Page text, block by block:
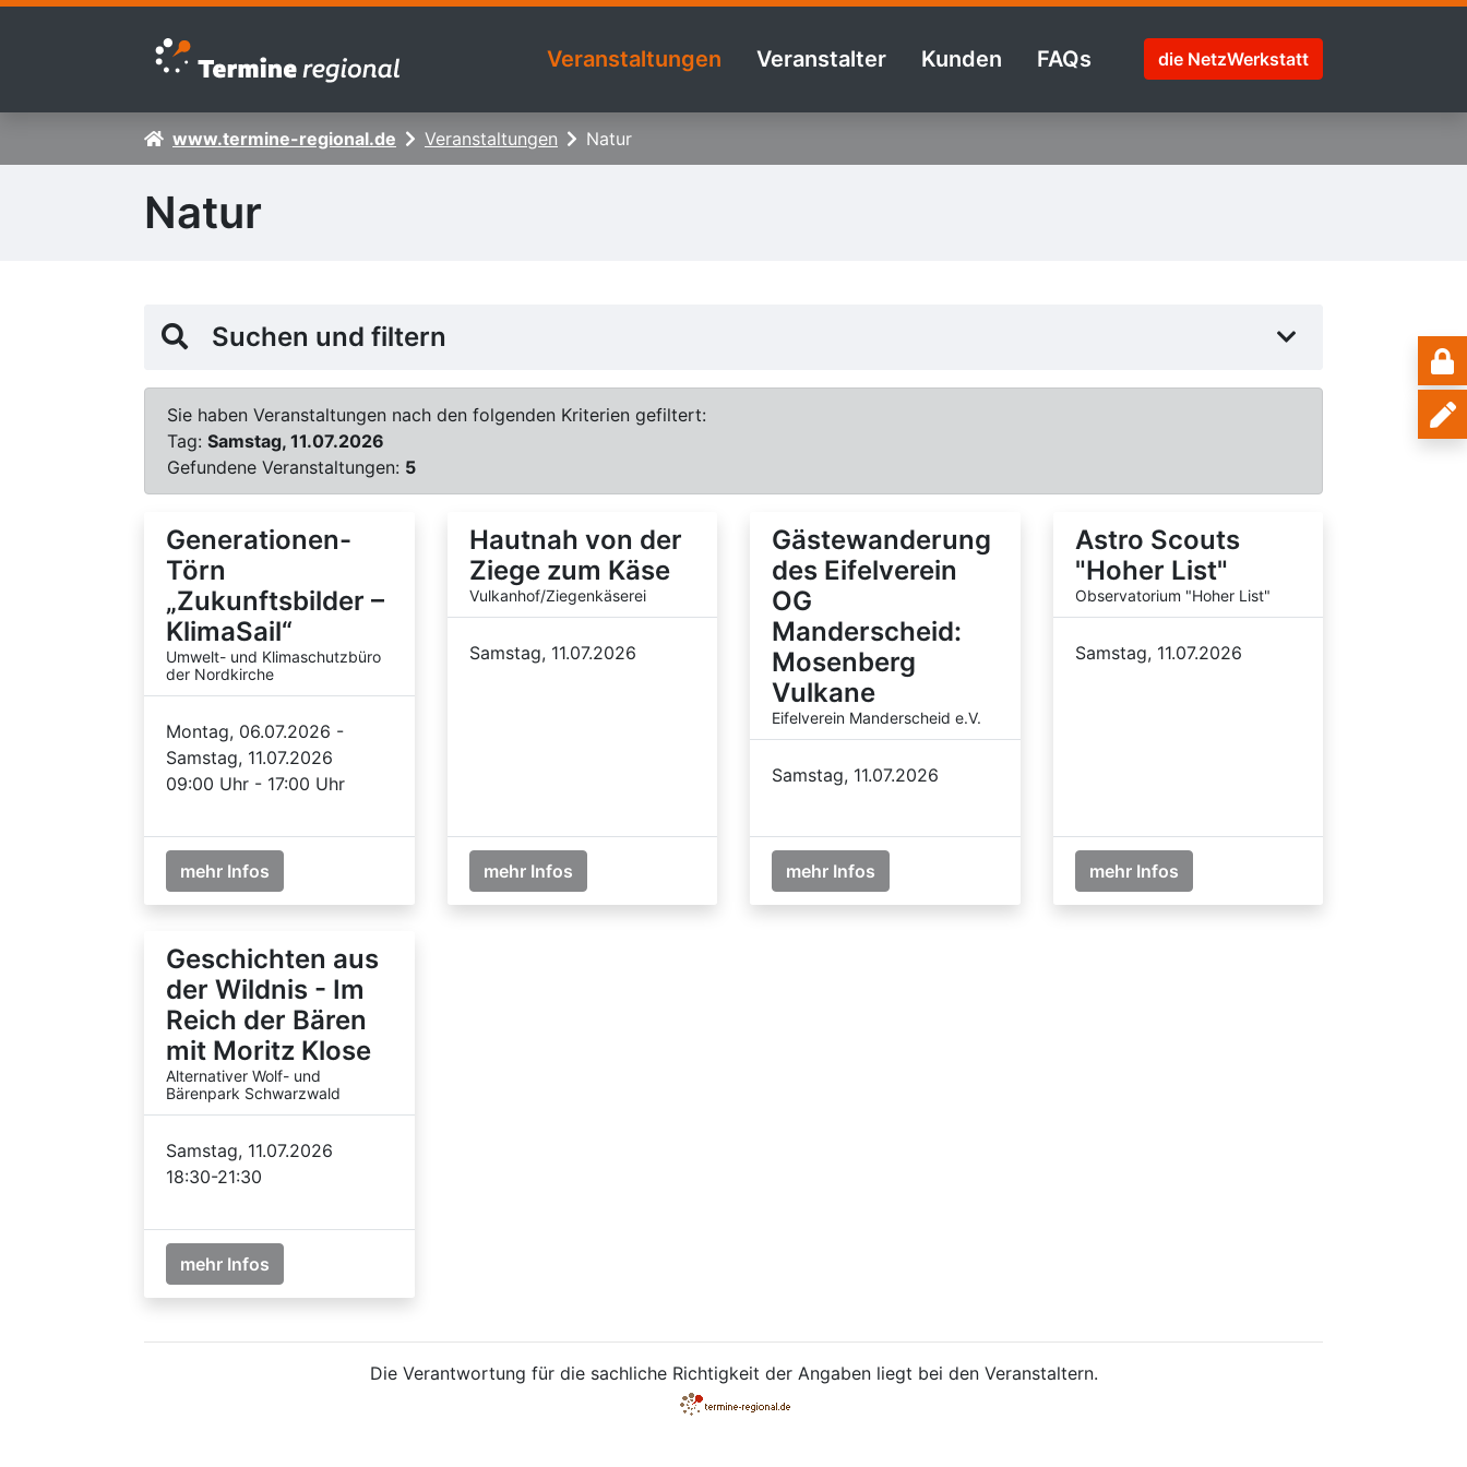
Zur Navigation springen
Zum Inhalt springen
Veranstaltungen Veranstalter Kunden FAQs die NetzWerkstatt
www.termine-regional.de Veranstaltungen Natur
Natur
Suchen und filtern
Sie haben Veranstaltungen nach den folgenden Kriterien gefiltert:
Tag: Samstag, 11.07.2026
Gefundene Veranstaltungen: 5
Generationen-
Törn
„Zukunftsbilder –
KlimaSail“
Umwelt- und Klimaschutzbüro
der Nordkirche
Montag, 06.07.2026 -
Samstag, 11.07.2026
09:00 Uhr - 17:00 Uhr
mehr Infos
Hautnah von der
Ziege zum Käse
Vulkanhof/Ziegenkäserei
Samstag, 11.07.2026
mehr Infos
Gästewanderung
des Eifelverein
OG
Manderscheid:
Mosenberg
Vulkane
Eifelverein Manderscheid e.V.
Samstag, 11.07.2026
mehr Infos
Astro Scouts
"Hoher List"
Observatorium "Hoher List"
Samstag, 11.07.2026
mehr Infos
Geschichten aus
der Wildnis - Im
Reich der Bären
mit Moritz Klose
Alternativer Wolf- und
Bärenpark Schwarzwald
Samstag, 11.07.2026
18:30-21:30
mehr Infos
Die Verantwortung für die sachliche Richtigkeit der Angaben liegt bei den Veranstaltern.